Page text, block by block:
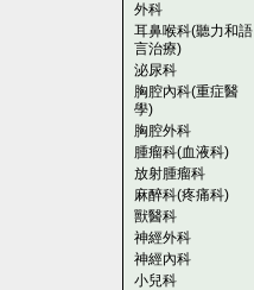
外科
耳鼻喉科(聽力和語
言治療)
泌尿科
胸腔內科(重症醫
學)
胸腔外科
腫瘤科(血液科)
放射腫瘤科
麻醉科(疼痛科)
獸醫科
神經外科
神經內科
小兒科